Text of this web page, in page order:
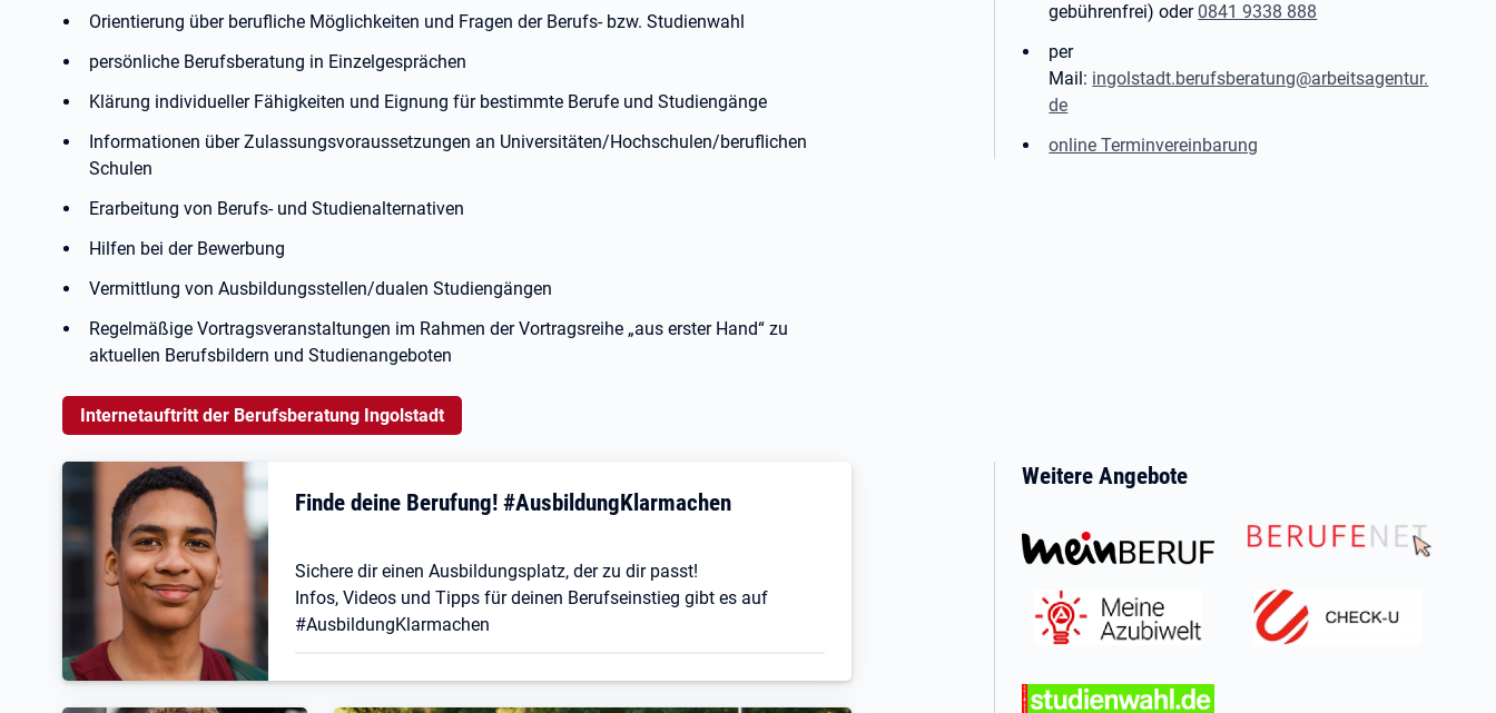
Orientierung über berufliche Möglichkeiten und Fragen der Berufs- bzw. Studienwahl
persönliche Berufsberatung in Einzelgesprächen
Klärung individueller Fähigkeiten und Eignung für bestimmte Berufe und Studiengänge
Informationen über Zulassungsvoraussetzungen an Universitäten/Hochschulen/beruflichen
Schulen
Erarbeitung von Berufs- und Studienalternativen
Hilfen bei der Bewerbung
Vermittlung von Ausbildungsstellen/dualen Studiengängen
Regelmäßige Vortragsveranstaltungen im Rahmen der Vortragsreihe „aus erster Hand“ zu
aktuellen Berufsbildern und Studienangeboten
Internetauftritt der Berufsberatung Ingolstadt
gebührenfrei) oder 0841 9338 888
per
Mail: ingolstadt.berufsberatung@arbeitsagentur.
de
online Terminvereinbarung
Finde deine Berufung! #AusbildungKlarmachen
Sichere dir einen Ausbildungsplatz, der zu dir passt!
Infos, Videos und Tipps für deinen Berufseinstieg gibt es auf
#AusbildungKlarmachen
Weitere Angebote